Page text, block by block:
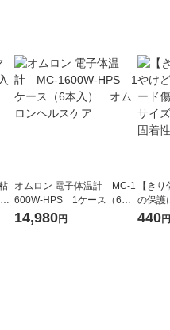
オムロン 電子体温計 MC-1
600W-HPS 1ケース（6本
入） オムロンヘルスケア
14,980円
【き
の保護
てパッ
440円